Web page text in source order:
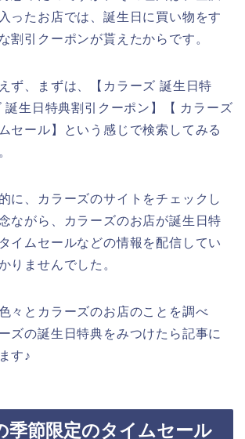
ったお店では、誕生日に買い物をす
割引クーポンが貰えたからです。
ず、まずは、【カラーズ 誕生日特
誕生日特典割引クーポン】【 カラーズ
セール】という感じで検索してみる
に、カラーズのサイトをチェックし
ながら、カラーズのお店が誕生日特
イムセールなどの情報を配信してい
りませんでした。
々とカラーズのお店のことを調べ
ズの誕生日特典をみつけたら記事に
す♪
季節限定のタイムセール